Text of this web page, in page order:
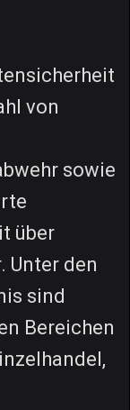
von
sowie
über
Unter den
sind
Bereichen